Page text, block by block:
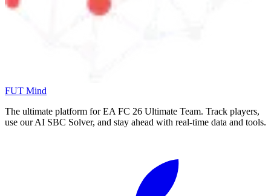
FUT Mind
The ultimate platform for EA FC 26 Ultimate Team. Track players,
use our AI SBC Solver, and stay ahead with real-time data and tools.